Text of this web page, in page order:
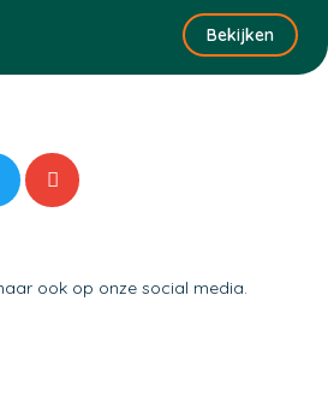
Bekijken
ook op onze social media.